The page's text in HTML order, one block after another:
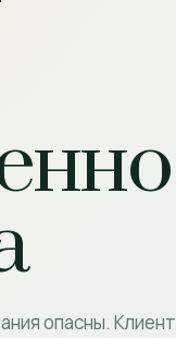
опасны. Клиент